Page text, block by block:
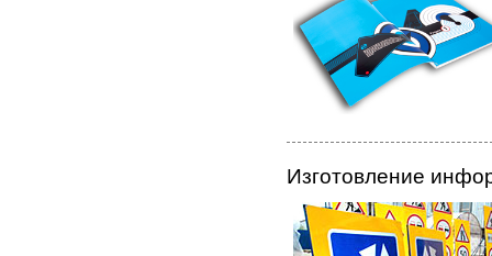
Изготовление